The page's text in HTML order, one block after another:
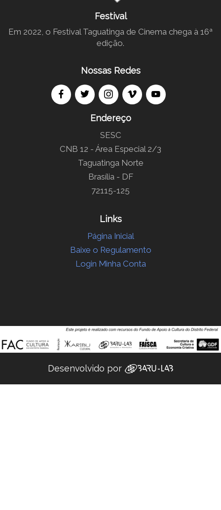
Festival
Em 2022, o Festival Taguatinga de Cinema chega à 16ª
edição.
Nossas Redes
Endereço
SESC
CNB 12 - Área Especial 2/3
Taguatinga Norte
Brasília - DF
72115-125
Links
Página Inicial
Baixe o Regulamento
Login Minha Conta
Desenvolvido por ‌